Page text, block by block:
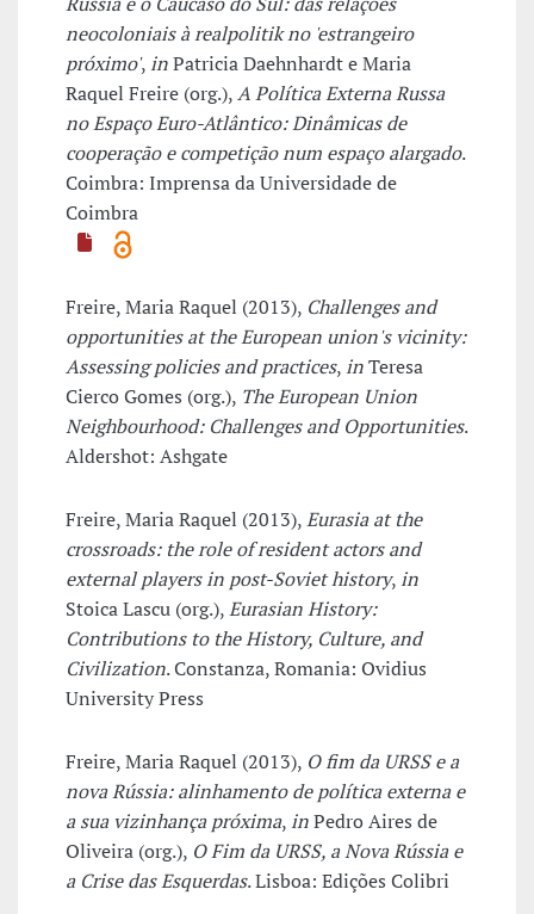
neocoloniais à realpolitik no 'estrangeiro
próximo',inPatricia Daehnhardt e Maria
Raquel Freire (org.),A Política Externa Russa
no Espaço Euro-Atlântico: Dinâmicas de
cooperação e competição num espaço alargado.
Coimbra: Imprensa da Universidade de
Coimbra
Freire, Maria Raquel (2013), Challenges and
opportunities at the European union's vicinity:
Assessing policies and practices,inTeresa
Cierco Gomes (org.), The European Union
Neighbourhood: Challenges and Opportunities.
Aldershot: Ashgate
Freire, Maria Raquel (2013),Eurasia at the
crossroads: the role of resident actors and
external players in post-Soviet history,in
Stoica Lascu (org.),Eurasian History:
Contributions to the History, Culture, and
Civilization. Constanza, Romania: Ovidius
University Press
Freire, Maria Raquel (2013), O fim da URSS e a
nova Rússia: alinhamento de política externa e
a sua vizinhança próxima,inPedro Aires de
Oliveira (org.), O Fim da URSS, a Nova Rússia e
a Crise das Esquerdas. Lisboa: Edições Colibri